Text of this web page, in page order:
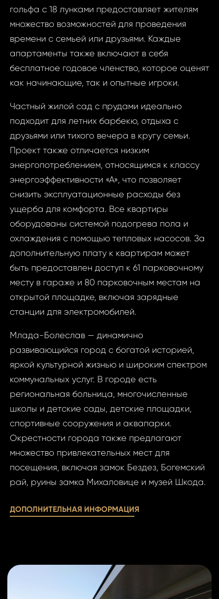
гольфа с 18 лунками предоставляет жителям
множество возможностей для проведения
времени с семьей или друзьями. Каждые
апартаменты также включают в себя
бесплатное годовое членство, которое оценят
как начинающие, так и опытные игроки.
Частный жилой сад с прудами идеально
подходит для летних барбекю, отдыха с
друзьями или тихого вечера в кругу семьи.
Проект также отличается низким
энергопотреблением, относящимся к классу
энергоэффективности «А», что позволяет
снизить эксплуатационные расходы без
ущерба для комфорта. Все квартиры
оборудованы системой подогрева пола и
охлаждения с помощью тепловых насосов. За
дополнительную плату к квартирам может
быть предоставлен доступ к 61 парковочному
месту в гараже и 80 парковочным местам на
открытой площадке, включая зарядные
станции для электромобилей.
Млада-Болеслав — динамично
развивающийся город с богатой историей,
яркой культурной жизнью и широким спектром
коммунальных услуг. В городе есть
региональная больница, многочисленные
школы и детские сады, детские площадки,
спортивные сооружения и аквапарки.
Окрестности города также предлагают
множество привлекательных мест для
посещения, включая замок Бездез, Богемский
рай, руины замка Михаловице и музей Шкода.
ДОПОЛНИТЕЛЬНАЯ ИНФОРМАЦИЯ
ID2075 -
Даю
Ваш
Даю